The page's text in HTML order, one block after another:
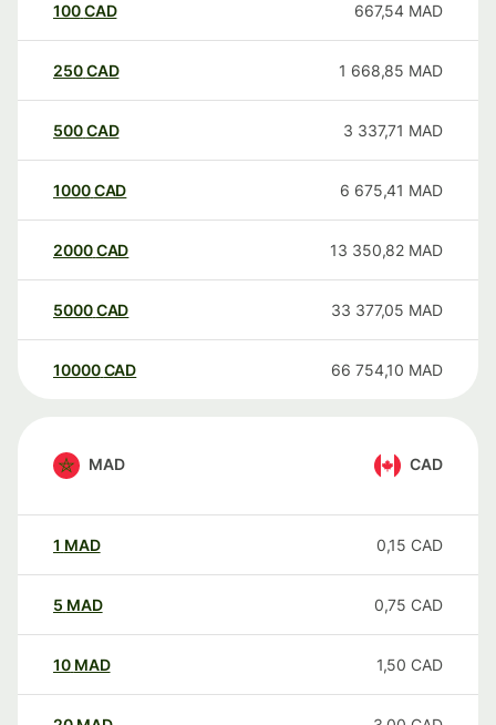
100CAD 667,54 MAD
250CAD 1 668,85 MAD
500CAD 3 337,71 MAD
1000CAD 6 675,41 MAD
2000CAD 13 350,82 MAD
5000CAD 33 377,05 MAD
10000 CAD 66 754,10 MAD
MAD CAD
1 MAD 0,15 CAD
5 MAD 0,75 CAD
10 MAD 1,50 CAD